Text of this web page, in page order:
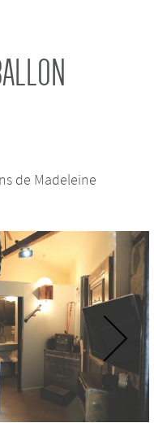
de Madeleine
Next